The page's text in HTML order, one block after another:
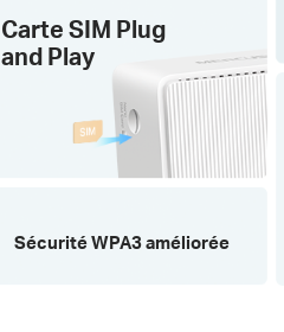
Carte SIM Plug
and Play
Sécurité WPA3améliorée